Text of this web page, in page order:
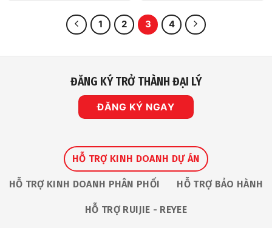
1 2 3 4
ĐĂNG KÝ TRỞ THÀNH ĐẠI LÝ
ĐĂNG KÝ NGAY
HỖ TRỢ KINH DOANH DỰ ÁN
HỖ TRỢ KINH DOANH PHÂN PHỐI HỖ TRỢ BẢO HÀNH
HỖ TRỢ RUIJIE - REYEE